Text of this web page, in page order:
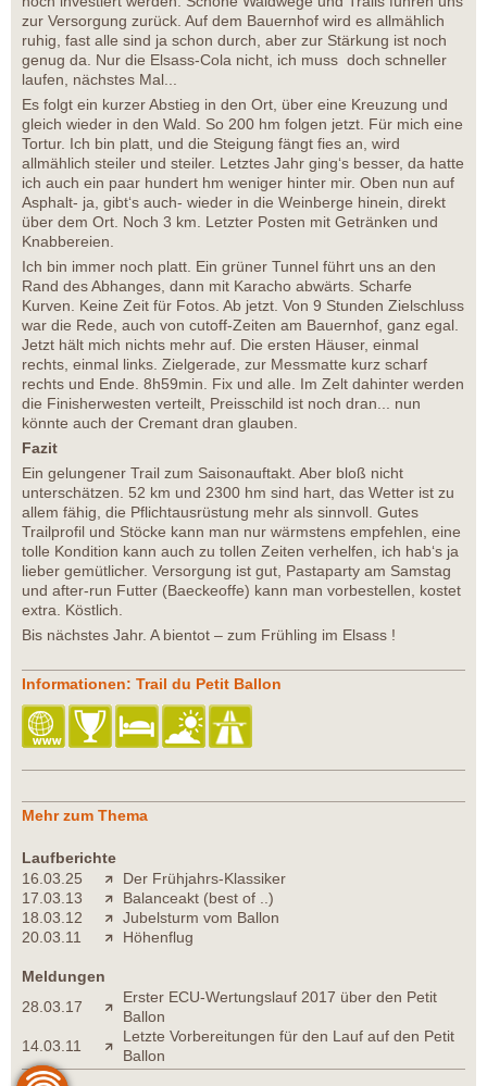
zur Versorgung zurück. Auf dem Bauernhof wird es allmählich
ruhig, fast alle sind ja schon durch, aber zur Stärkung ist noch
genug da. Nur die Elsass-Cola nicht, ich muss doch schneller
laufen, nächstes Mal...
Es folgt ein kurzer Abstieg in den Ort, über eine Kreuzung und
gleich wieder in den Wald. So 200 hm folgen jetzt. Für mich eine
Tortur. Ich bin platt, und die Steigung fängt fies an, wird
allmählich steiler und steiler. Letztes Jahr ging‘s besser, da hatte
ich auch ein paar hundert hm weniger hinter mir. Oben nun auf
Asphalt- ja, gibt‘s auch- wieder in die Weinberge hinein, direkt
über dem Ort. Noch 3 km. Letzter Posten mit Getränken und
Knabbereien.
Ich bin immer noch platt. Ein grüner Tunnel führt uns an den
Rand des Abhanges, dann mit Karacho abwärts. Scharfe
Kurven. Keine Zeit für Fotos. Ab jetzt. Von 9 Stunden Zielschluss
war die Rede, auch von cutoff-Zeiten am Bauernhof, ganz egal.
Jetzt hält mich nichts mehr auf. Die ersten Häuser, einmal
rechts, einmal links. Zielgerade, zur Messmatte kurz scharf
rechts und Ende. 8h59min. Fix und alle. Im Zelt dahinter werden
die Finisherwesten verteilt, Preisschild ist noch dran... nun
könnte auch der Cremant dran glauben.
Fazit
Ein gelungener Trail zum Saisonauftakt. Aber bloß nicht
unterschätzen. 52 km und 2300 hm sind hart, das Wetter ist zu
allem fähig, die Pflichtausrüstung mehr als sinnvoll. Gutes
Trailprofil und Stöcke kann man nur wärmstens empfehlen, eine
tolle Kondition kann auch zu tollen Zeiten verhelfen, ich hab‘s ja
lieber gemütlicher. Versorgung ist gut, Pastaparty am Samstag
und after-run Futter (Baeckeoffe) kann man vorbestellen, kostet
extra. Köstlich.
Bis nächstes Jahr. A bientot – zum Frühling im Elsass !
Informationen: Trail du Petit Ballon
Mehr zum Thema
Laufberichte
16.03.25
Der Frühjahrs-Klassiker
17.03.13
Balanceakt (best of ..)
18.03.12
Jubelsturm vom Ballon
20.03.11
Höhenflug
Meldungen
28.03.17
Erster ECU-Wertungslauf 2017 über den Petit
Ballon
14.03.11
Letzte Vorbereitungen für den Lauf auf den Petit
Ballon